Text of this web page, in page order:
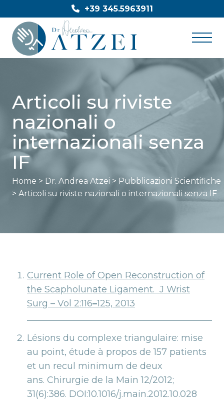
to
content
+39 345.5963911
Articoli su riviste
nazionali o
internazionali senza
IF
Home > Dr. Andrea Atzei > Pubblicazioni Scientifiche
> Articoli su riviste nazionali o internazionali senza IF
Current Role of Open Reconstruction of
the Scapholunate Ligament. J Wrist
Surg – Vol 2:116–125, 2013
Lésions du complexe triangulaire: mise
au point, étude à propos de 157 patients
et un recul minimum de deux
ans. Chirurgie de la Main 12/2012;
31(6):386. DOI:10.1016/j.main.2012.10.028